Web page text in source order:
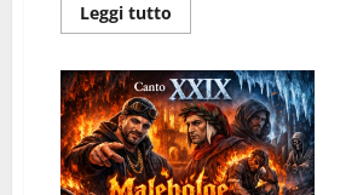
Leggi tutto
di
Inferno
Canto
XXX:
Falsi
come
il
Conio